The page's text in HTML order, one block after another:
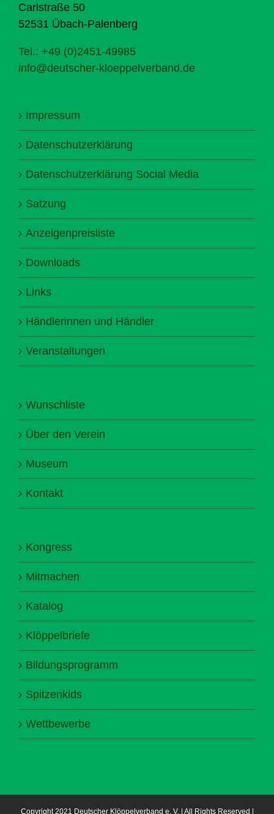
Carlstraße 50
52531 Übach-Palenberg
Tel.: +49 (0)2451-49985
info@deutscher-kloeppelverband.de
Impressum
Datenschutzerklärung
Datenschutzerklärung Social Media
Satzung
Anzeigenpreisliste
Downloads
Links
Händlerinnen und Händler
Veranstaltungen
Wunschliste
Über den Verein
Museum
Kontakt
Kongress
Mitmachen
Katalog
Klöppelbriefe
Bildungsprogramm
Spitzenkids
Wettbewerbe
Copyright 2021 Deutscher Klöppelverband e. V. | All Rights Reserved |